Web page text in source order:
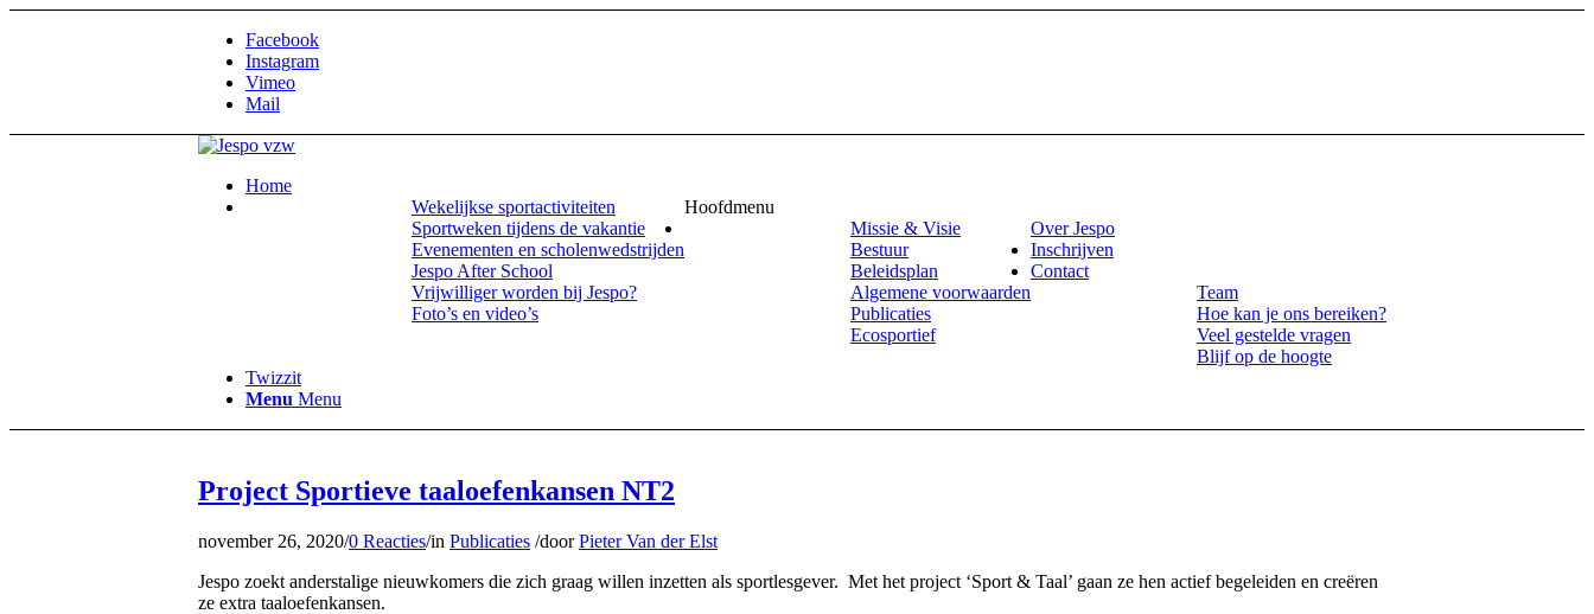
Facebook
Instagram
Vimeo
Mail
Home
Hoofdmenu
Wekelijkse sportactiviteiten
Sportweken tijdens de vakantie
Evenementen en scholenwedstrijden
Jespo After School
Vrijwilliger worden bij Jespo?
Foto’s en video’s
Over Jespo
Missie & Visie
Bestuur
Beleidsplan
Algemene voorwaarden
Publicaties
Ecosportief
Inschrijven
Contact
Team
Hoe kan je ons bereiken?
Veel gestelde vragen
Blijf op de hoogte
Twizzit
Menu Menu
Project Sportieve taaloefenkansen NT2
november 26, 2020/0 Reacties/in Publicaties /doorPieter Van der Elst
Jespo zoekt anderstalige nieuwkomers die zich graag willen inzetten als sportlesgever. Met het project ‘Sport & Taal’ gaan ze hen actief begeleiden en creëren
ze extra taaloefenkansen.